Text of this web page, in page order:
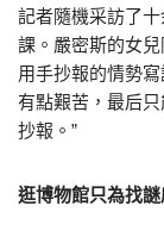
記者隨機采訪了
課。嚴密斯的女
用手抄報的情勢
有點艱苦，最后
抄報。”
逛博物館只為找謎